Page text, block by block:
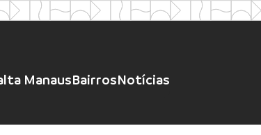
ManausBairrosNotícias